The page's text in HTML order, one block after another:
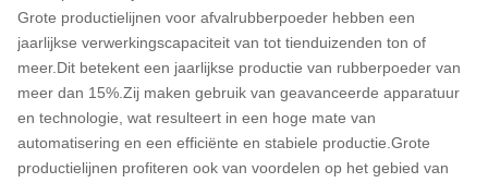
Grote productielijnen voor afvalrubberpoeder hebben een
jaarlijkse verwerkingscapaciteit van tot tienduizenden ton of
meer.Dit betekent een jaarlijkse productie van rubberpoeder van
meer dan 15%.Zij maken gebruik van geavanceerde apparatuur
en technologie, wat resulteert in een hoge mate van
automatisering en een efficiënte en stabiele productie.Grote
productielijnen profiteren ook van voordelen op het gebied van